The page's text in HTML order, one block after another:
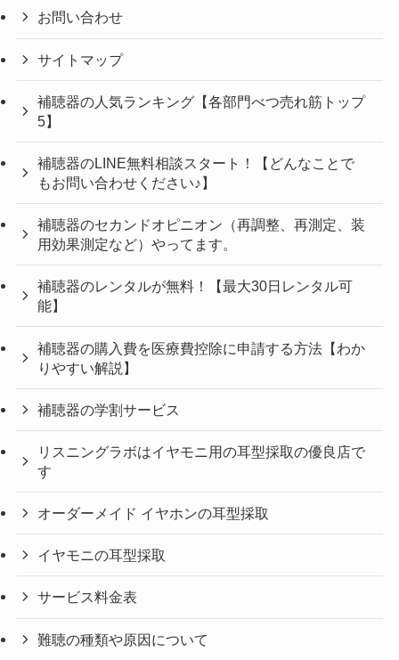
お問い合わせ
サイトマップ
補聴器の人気ランキング【各部門べつ売れ筋トップ
5】
補聴器のLINE無料相談スタート！【どんなことで
もお問い合わせください♪】
補聴器のセカンドオピニオン（再調整、再測定、装
用効果測定など）やってます。
補聴器のレンタルが無料！【最大30日レンタル可
能】
補聴器の購入費を医療費控除に申請する方法【わか
りやすい解説】
補聴器の学割サービス
リスニングラボはイヤモニ用の耳型採取の優良店で
す
オーダーメイド イヤホンの耳型採取
イヤモニの耳型採取
サービス料金表
難聴の種類や原因について